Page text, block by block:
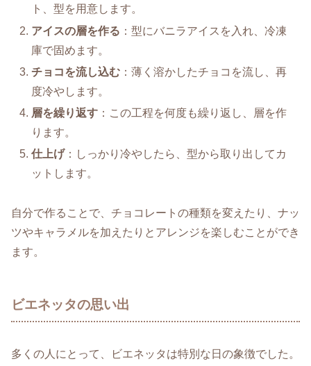
ト、型を用意します。
アイスの層を作る ：型にバニラアイスを入れ、冷凍
庫で固めます。
チョコを流し込む ：薄く溶かしたチョコを流し、再
度冷やします。
層を繰り返す ：この工程を何度も繰り返し、層を作
ります。
仕上げ：しっかり冷やしたら、型から取り出してカ
ットします。
自分で作ることで、チョコレートの種類を変えたり、ナッ
ツやキャラメルを加えたりとアレンジを楽しむことができ
ます。
ビエネッタの思い出
多くの人にとって、ビエネッタは特別な日の象徴でした。